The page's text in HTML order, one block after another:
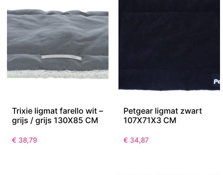
Trixie ligmat farello wit –
grijs / grijs 130X85 CM
€ 38,79
Petgear ligmat zwart
107X71X3 CM
€ 34,87